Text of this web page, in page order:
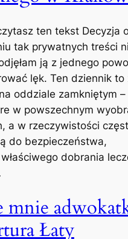
ten tekst Decyzja
tak prywatnych treści
ją z jednego
lęk. Ten dziennik to
oddziale zamkniętym –
w powszechnym
a w rzeczywistości
do bezpieczeństwa,
dobrania
mnie
Łaty